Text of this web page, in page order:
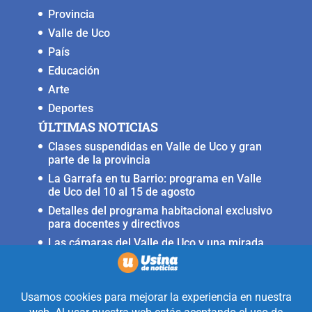
Provincia
Valle de Uco
País
Educación
Arte
Deportes
ÚLTIMAS NOTICIAS
Clases suspendidas en Valle de Uco y gran
parte de la provincia
La Garrafa en tu Barrio: programa en Valle
de Uco del 10 al 15 de agosto
Detalles del programa habitacional exclusivo
para docentes y directivos
Las cámaras del Valle de Uco y una mirada
crítica sobre la crisis con Brasil
Irrigación prorrogó la restricción para
Realizado con la mirada equidistante de